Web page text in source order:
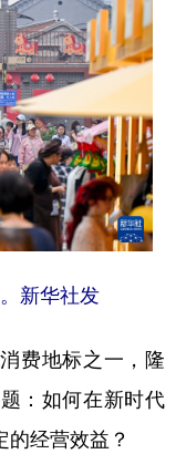
新华社发
费地标之一，隆
：如何在新时代
经营效益？